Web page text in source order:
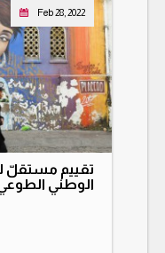
Feb 28, 2022
تقييم مستقلّ
الوطني الطوعي